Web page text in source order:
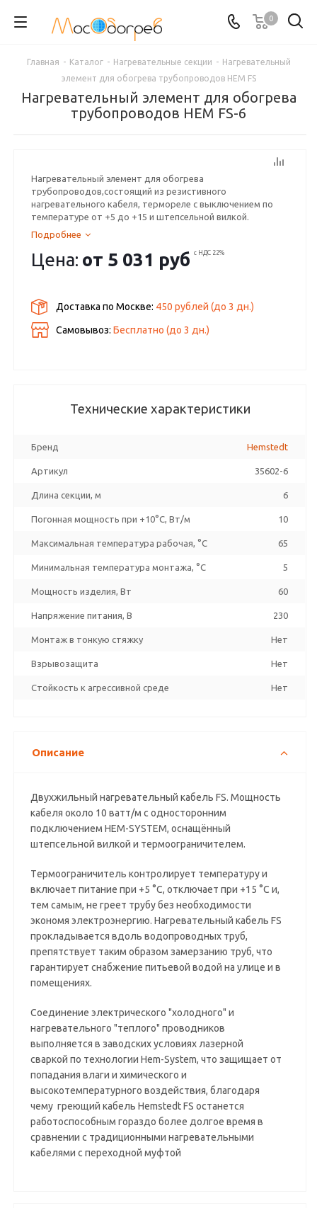
0
Главная - Каталог - Нагревательные секции - Нагревательный
элемент для обогрева трубопроводов HEM FS
Нагревательный элемент для обогрева
трубопроводов HEM FS-6
Нагревательный элемент для обогрева
трубопроводов,состоящий из резистивного
нагревательного кабеля, термореле с выключением по
температуре от +5 до +15 и штепсельной вилкой.
Подробнее
Цена: от 5 031 руб с НДС 22%
Доставка по Москве: 450 рублей (до3 дн.)
Самовывоз:Бесплатно (до3 дн.)
Технические характеристики
Бренд Hemstedt
Артикул 35602-6
Длина секции, м 6
Погонная мощность при +10°С, Вт/м 10
Максимальная температура рабочая, °C 65
Минимальная температура монтажа, °C 5
Мощность изделия, Вт 60
Напряжение питания, В 230
Монтаж в тонкую стяжку Нет
Взрывозащита Нет
Стойкость к агрессивной среде Нет
Описание
Двуxжильный нагревательный кабель FS. Мощность
кабеля около 10 ватт/м с односторонним
подключением HEM-SYSTEM, оснащённый
штепсельной вилкой и термоограничителем.
Tермоограничитель контролирует температуру и
включает питание при +5 °C, отключает при +15 °C и,
тем самым, не греет трубу без необходимости
экономя электроэнергию. Нагревательный кабель FS
прокладывается вдоль водопроводных труб,
препятствует таким образом замерзанию труб, что
гарантирует снабжение питьевой водой на улице и в
помещениях.
Соединение электрического "холодного" и
нагревательного "теплого" проводников
выполняется в заводских условиях лазерной
сваркой по технологии Hem-System, что защищает от
попадания влаги и химического и
высокотемпературного воздействия, благодаря
чему греющий кабель Hemstedt FS останется
работоспособным гораздо более долгое время в
сравнении с традиционными нагревательными
кабелями с переходной муфтой